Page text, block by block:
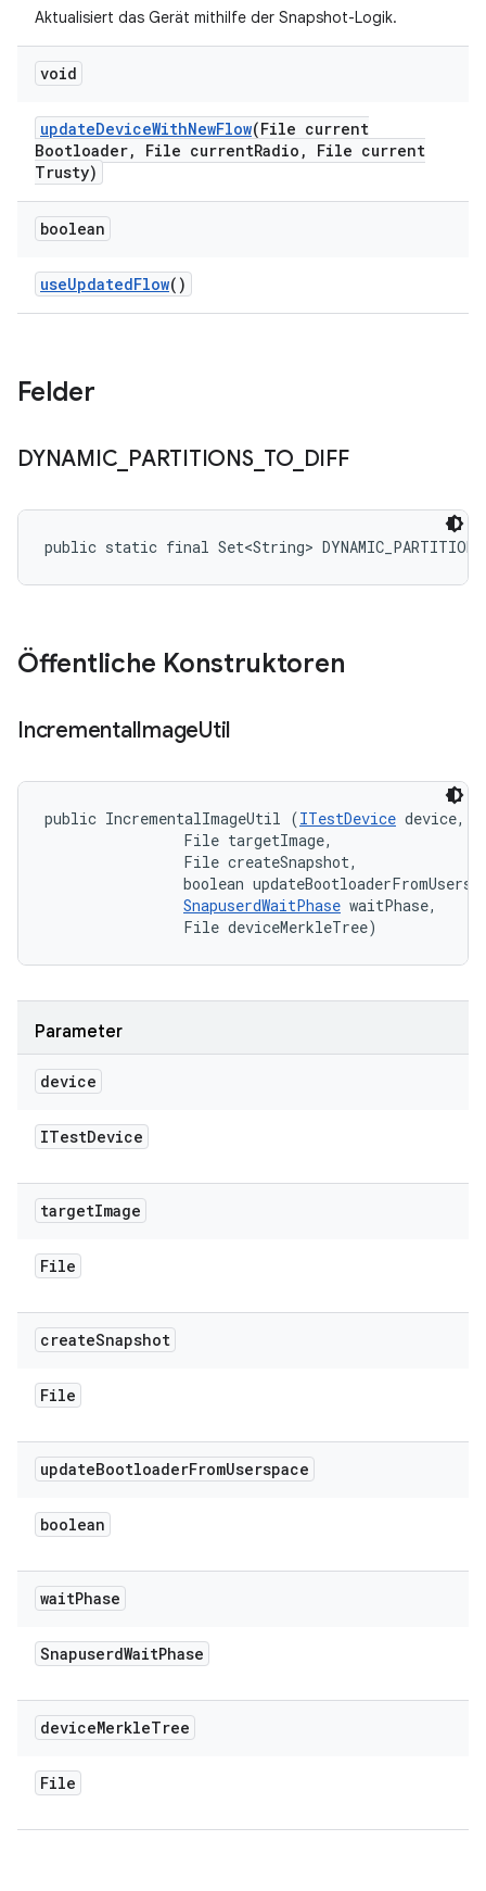
Aktualisiert das Gerät mithilfe der Snapshot-Logik.
void
updateDeviceWithNewFlow(File current
Bootloader, File currentRadio ,
File current
Trusty)
boolean
useUpdatedFlow()
Felder
DYNAMIC PARTITIONS_ TO_ DIFF
public static final Set<String>
Öffentliche Konstruktoren
IncrementalImageUtil
public IncrementalImageUtil (ITestDevice device,
                File targetImage,
                File createSnapshot,
boolean
SnapuserdWaitPhase waitPhase,
                File deviceMerkleTree)
Parameter
device
ITestDevice
targetImage
File
createSnapshot
File
updateBootloaderFromUserspace
boolean
waitPhase
SnapuserdWaitPhase
deviceMerkleTree
File